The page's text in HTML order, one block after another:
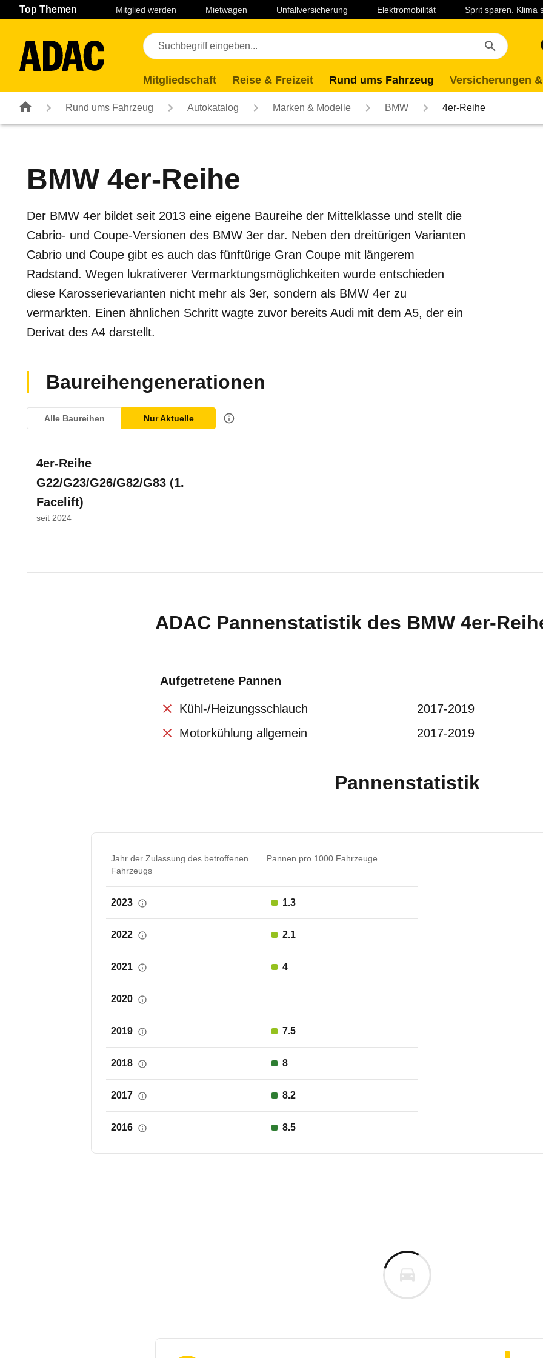
Navigation Seiteninhalt Fußzeile
Top Themen Mitglied werden Mietwagen Unfallversicherung Elektromobilität Sprit sparen. Klima
Mitgliedschaft Reise & Freizeit Rund ums Fahrzeug Versicherungen
Rund ums Fahrzeug Autokatalog Marken & Modelle BMW 4er-Reihe
BMW 4er-Reihe
Der BMW 4er bildet seit 2013 eine eigene Baureihe der Mittelklasse und stellt die
Cabrio- und Coupe-Versionen des BMW 3er dar. Neben den dreitürigen Varianten
Cabrio und Coupe gibt es auch das fünftürige Gran Coupe mit längerem
Radstand. Wegen lukrativerer Vermarktungsmöglichkeiten wurde entschieden
diese Karosserievarianten nicht mehr als 3er, sondern als BMW 4er zu
vermarkten. Einen ähnlichen Schritt wagte zuvor bereits Audi mit dem A5, der ein
Derivat des A4 darstellt.
Baureihengenerationen
Alle Baureihen Nur Aktuelle
4er-Reihe
G22/G23/G26/G82/G83 (1.
Facelift)
seit 2024
ADAC Pannenstatistik des BMW 4er-
Aufgetretene Pannen
Kühl-/Heizungsschlauch
2017-2019
Motorkühlung allgemein
2017-2019
Pannenstatistik
Jahr der Zulassung des betroffenen
Fahrzeugs
Pannen pro 1000 Fahrzeuge
2023 1.3
2022 2.1
2021 4
2020
2019 7.5
2018 8
2017 8.2
2016 8.5